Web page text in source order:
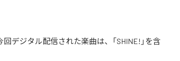
デジタル配信された楽曲は、「SHINE!」を含